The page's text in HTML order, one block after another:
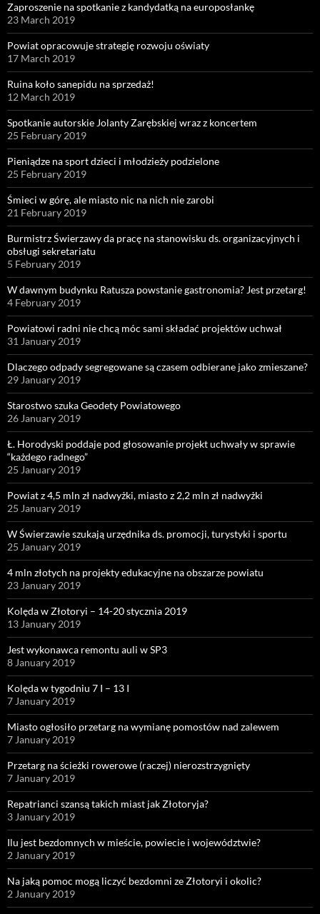
Zaproszenie na spotkanie z kandydatką na europosłankę
23 March 2019
Powiat opracowuje strategię rozwoju oświaty
17 March 2019
Ruina koło sanepidu na sprzedaż!
12 March 2019
Spotkanie autorskie Jolanty Zarębskiej wraz z koncertem
25 February 2019
Pieniądze na sport dzieci i młodzieży podzielone
25 February 2019
Śmieci w górę, ale miasto nic na nich nie zarobi
21 February 2019
Burmistrz Świerzawy da pracę na stanowisku ds. organizacyjnych i
obsługi sekretariatu
5 February 2019
W dawnym budynku Ratusza powstanie gastronomia? Jest przetarg!
4 February 2019
Powiatowi radni nie chcą móc sami składać projektów uchwał
31 January 2019
Dlaczego odpady segregowane są czasem odbierane jako zmieszane?
29 January 2019
Starostwo szuka Geodety Powiatowego
26 January 2019
Ł. Horodyski poddaje pod głosowanie projekt uchwały w sprawie
“każdego radnego”
25 January 2019
Powiat z 4,5 mln zł nadwyżki, miasto z 2,2 mln zł nadwyżki
25 January 2019
W Świerzawie szukają urzędnika ds. promocji, turystyki i sportu
25 January 2019
4 mln złotych na projekty edukacyjne na obszarze powiatu
23 January 2019
Kolęda w Złotoryi – 14-20 stycznia 2019
13 January 2019
Jest wykonawca remontu auli w SP3
8 January 2019
Kolęda w tygodniu 7 I – 13 I
7 January 2019
Miasto ogłosiło przetarg na wymianę pomostów nad zalewem
7 January 2019
Przetarg na ścieżki rowerowe (raczej) nierozstrzygnięty
7 January 2019
Repatrianci szansą takich miast jak Złotoryja?
3 January 2019
Ilu jest bezdomnych w mieście, powiecie i województwie?
2 January 2019
Na jaką pomoc mogą liczyć bezdomni ze Złotoryi i okolic?
2 January 2019